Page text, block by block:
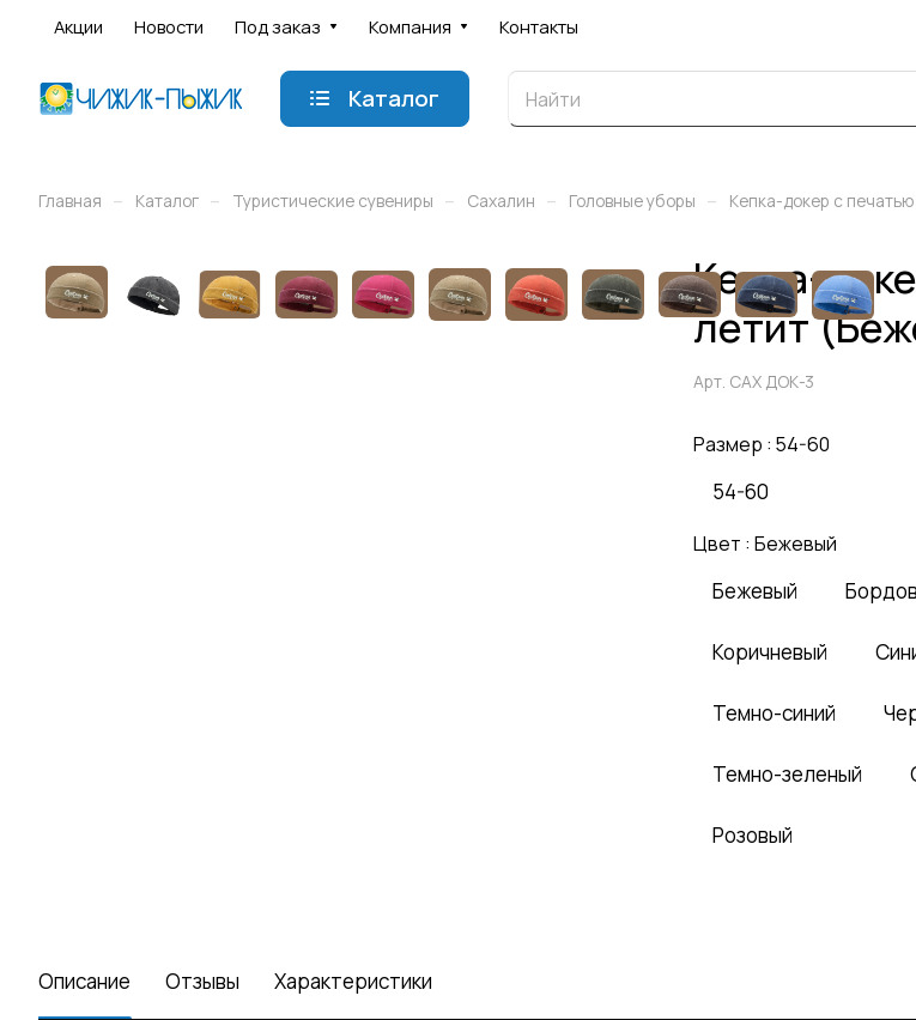
Акции Новости Под заказ Компания Контакты
Каталог
Главная – Каталог – Туристические сувениры – Сахалин – Головные уборы – Кепка-докер с
Кепка-
летит
Арт. САХ ДОК-3
Размер : 54-60
54-60
Цвет : Бежевый
Бежевый
Коричневый
Темно-синий
Темно-зеленый
Розовый
Описание Отзывы Характеристики